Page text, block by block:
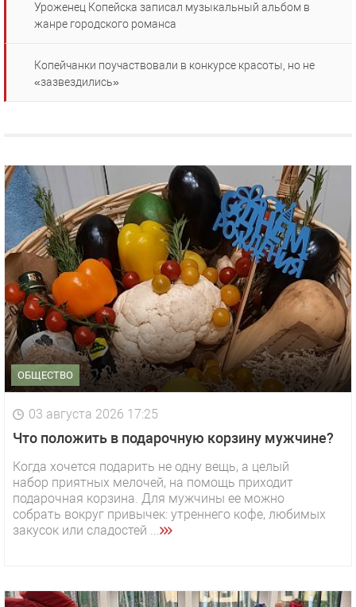
Уроженец Копейска записал музыкальный альбом в
жанре городского романса
Копейчанки поучаствовали в конкурсе красоты, но не
«зазвездились»
ОБЩЕСТВО
03 августа 2026 17:25
Что положить в подарочную корзину мужчине?
Когда хочется подарить не одну вещь, а целый
набор приятных мелочей, на помощь приходит
подарочная корзина. Для мужчины ее можно
собрать вокруг привычек: утреннего кофе, любимых
закусок или сладостей ...